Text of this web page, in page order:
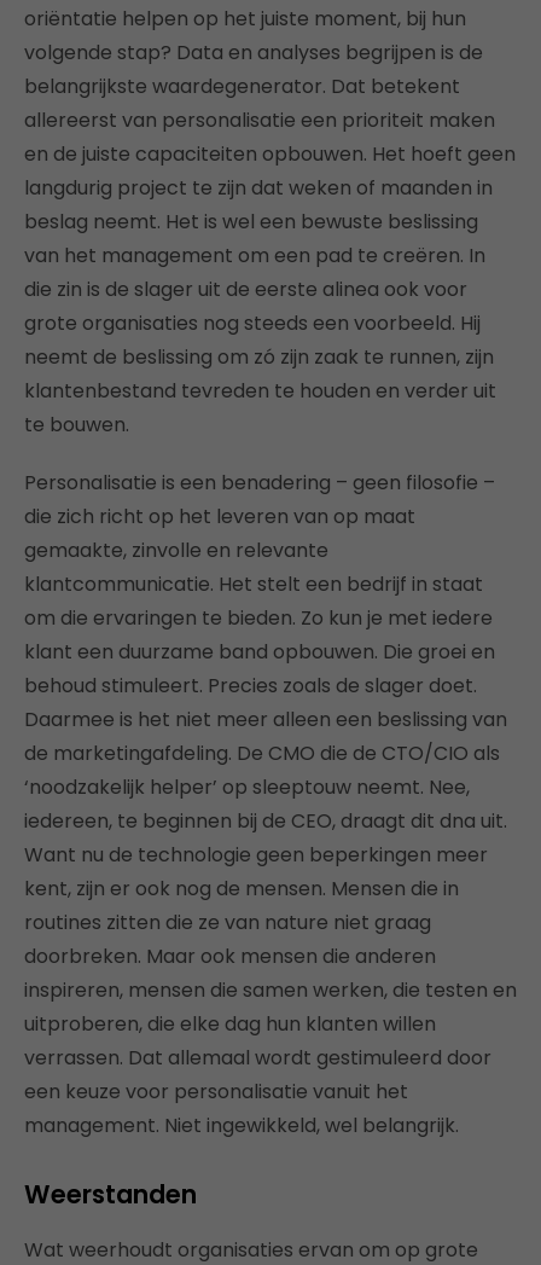
oriëntatie helpen op het juiste moment, bij hun
volgende stap? Data en analyses begrijpen is de
belangrijkste waardegenerator. Dat betekent
allereerst van personalisatie een prioriteit maken
en de juiste capaciteiten opbouwen. Het hoeft geen
langdurig project te zijn dat weken of maanden in
beslag neemt. Het is wel een bewuste beslissing
van het management om een ​​pad te creëren. In
die zin is de slager uit de eerste alinea ook voor
grote organisaties nog steeds een voorbeeld. Hij
neemt de beslissing om zó zijn zaak te runnen, zijn
klantenbestand tevreden te houden en verder uit
te bouwen.
Personalisatie is een benadering – geen filosofie –
die zich richt op het leveren van op maat
gemaakte, zinvolle en relevante
klantcommunicatie. Het stelt een bedrijf in staat
om die ervaringen te bieden. Zo kun je met iedere
klant een duurzame band opbouwen. Die groei en
behoud stimuleert. Precies zoals de slager doet.
Daarmee is het niet meer alleen een beslissing van
de marketingafdeling. De CMO die de CTO/CIO als
‘noodzakelijk helper’ op sleeptouw neemt. Nee,
iedereen, te beginnen bij de CEO, draagt dit dna uit.
Want nu de technologie geen beperkingen meer
kent, zijn er ook nog de mensen. Mensen die in
routines zitten die ze van nature niet graag
doorbreken. Maar ook mensen die anderen
inspireren, mensen die samen werken, die testen en
uitproberen, die elke dag hun klanten willen
verrassen. Dat allemaal wordt gestimuleerd door
een keuze voor personalisatie vanuit het
management. Niet ingewikkeld, wel belangrijk.
Weerstanden
Wat weerhoudt organisaties ervan om op grote